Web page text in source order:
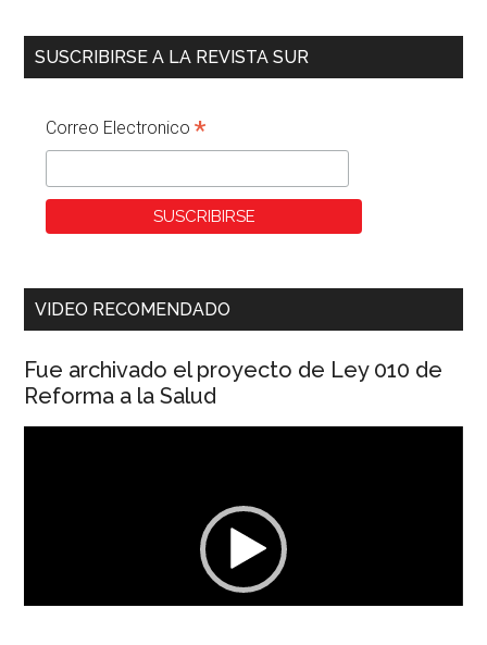
SUSCRIBIRSE A LA REVISTA SUR
Correo Electronico*
VIDEO RECOMENDADO
Fue archivado el proyecto de Ley 010 de
Reforma a la Salud